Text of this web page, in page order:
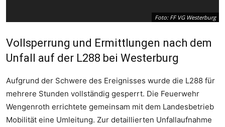
Foto: FF VG Westerburg
Vollsperrung und Ermittlungen nach dem
Unfall auf der L288 bei Westerburg
Aufgrund der Schwere des Ereignisses wurde die L288 für
mehrere Stunden vollständig gesperrt. Die Feuerwehr
Wengenroth errichtete gemeinsam mit dem Landesbetrieb
Mobilität eine Umleitung. Zur detaillierten Unfallaufnahme